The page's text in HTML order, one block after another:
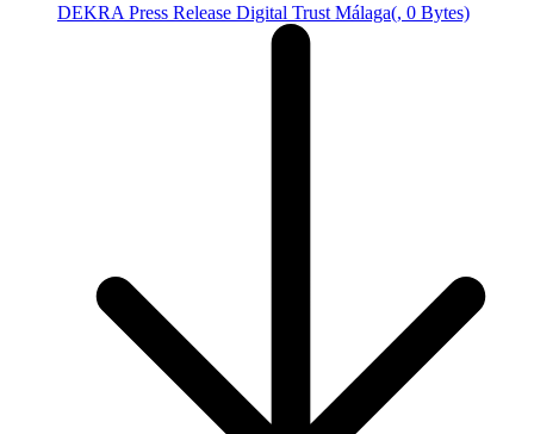
DEKRA Press Release Digital Trust Málaga(, 0 Bytes)